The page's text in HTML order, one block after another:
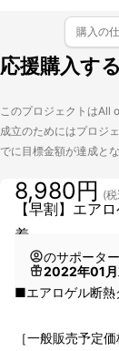
応援購入する
購入の
このプロジェクトはAll
成立のためにはプロジ
でに目標金額が達成と
【早割】エア
着
8,980円 (
のサポーター
2022年01
■エアロゲル断熱
［一般販売予定